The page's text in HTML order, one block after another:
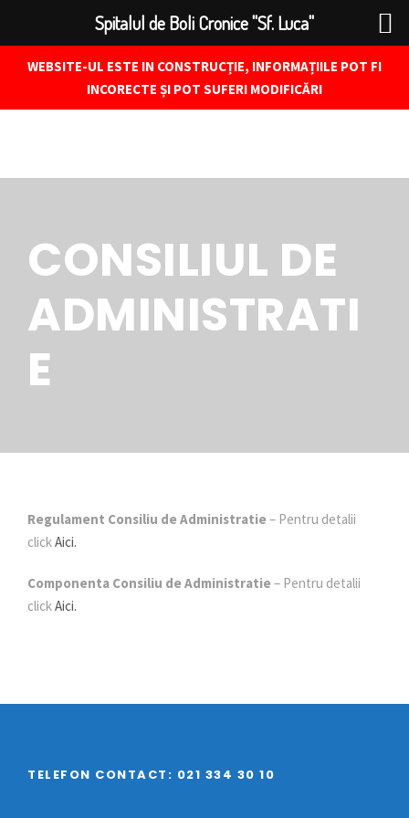
WEBSITE-UL ESTE IN CONSTRUCȚIE, INFORMAȚIILE POT FI
INCORECTE ȘI POT SUFERI MODIFICĂRI
CONSILIUL DE
ADMINISTRATI
E
Regulament Consiliu de Administratie – Pentru detalii
clickAici.
Componenta Consiliu de Administratie – Pentru detalii
clickAici.
TELEFON CONTACT: 021 334 30 10
Spitalul de Boli Cronice "Sf. Luca"